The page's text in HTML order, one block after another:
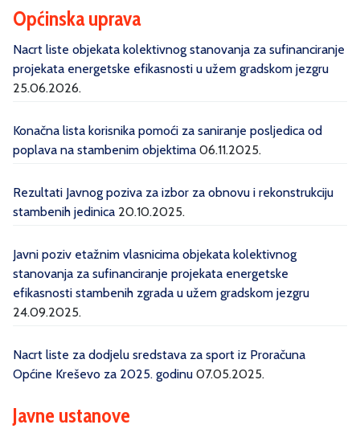
Općinska uprava
Nacrt liste objekata kolektivnog stanovanja za sufinanciranje
projekata energetske efikasnosti u užem gradskom jezgru
25.06.2026.
Konačna lista korisnika pomoći za saniranje posljedica od
poplava na stambenim objektima 06.11.2025.
Rezultati Javnog poziva za izbor za obnovu i rekonstrukciju
stambenih jedinica 20.10.2025.
Javni poziv etažnim vlasnicima objekata kolektivnog
stanovanja za sufinanciranje projekata energetske
efikasnosti stambenih zgrada u užem gradskom jezgru
24.09.2025.
Nacrt liste za dodjelu sredstava za sport iz Proračuna
Općine Kreševo za 2025. godinu 07.05.2025.
Javne ustanove